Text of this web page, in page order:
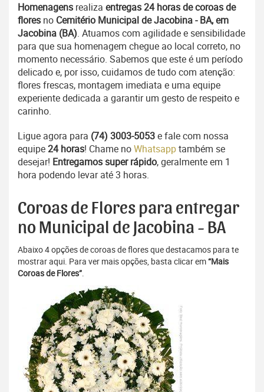
Homenagens realiza entregas 24 horas de coroas de
flores no Cemitério Municipal de Jacobina - BA, em
Jacobina (BA). Atuamos com agilidade e sensibilidade
para que sua homenagem chegue ao local correto, no
momento necessário. Sabemos que este é um período
delicado e, por isso, cuidamos de tudo com atenção:
flores frescas, montagem imediata e uma equipe
experiente dedicada a garantir um gesto de respeito e
carinho.
Ligue agora para (74) 3003-5053e fale com nossa
equipe24 horas! Chame noWhatsapptambém se
desejar! Entregamos super rápido, geralmente em 1
hora podendo levar até 3 horas.
Coroas de Flores para entregar
no Municipal de Jacobina - BA
Abaixo 4 opções de coroas de flores que destacamos para te
mostrar aqui. Para ver mais opções, basta clicar em“Mais
Coroas de Flores”.